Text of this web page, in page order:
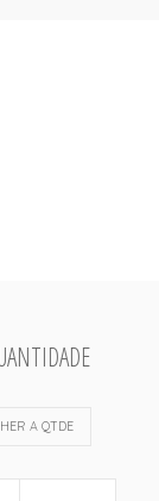
A QTDE